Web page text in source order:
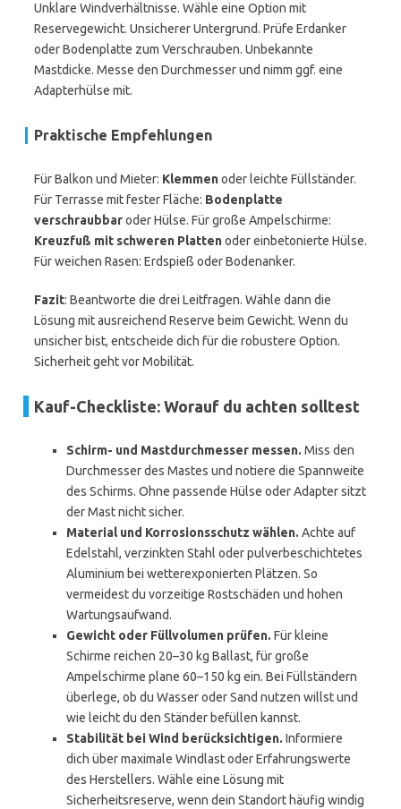
Unklare Windverhältnisse. Wähle eine Option mit
Reservegewicht. Unsicherer Untergrund. Prüfe Erdanker
oder Bodenplatte zum Verschrauben. Unbekannte
Mastdicke. Messe den Durchmesser und nimm ggf. eine
Adapterhülse mit.
Praktische Empfehlungen
Für Balkon und Mieter: Klemmenoder leichte Füllständer.
Für Terrasse mit fester Fläche: Bodenplatte
verschraubbaroder Hülse. Für große Ampelschirme:
Kreuzfuß mit schweren Plattenoder einbetonierte Hülse.
Für weichen Rasen: Erdspieß oder Bodenanker.
Fazit: Beantworte die drei Leitfragen. Wähle dann die
Lösung mit ausreichend Reserve beim Gewicht. Wenn du
unsicher bist, entscheide dich für die robustere Option.
Sicherheit geht vor Mobilität.
Kauf-Checkliste: Worauf du achten solltest
Schirm- und Mastdurchmesser messen. Miss den
Durchmesser des Mastes und notiere die Spannweite
des Schirms. Ohne passende Hülse oder Adapter sitzt
der Mast nicht sicher.
Material und Korrosionsschutz wählen. Achte auf
Edelstahl, verzinkten Stahl oder pulverbeschichtetes
Aluminium bei wetterexponierten Plätzen. So
vermeidest du vorzeitige Rostschäden und hohen
Wartungsaufwand.
Gewicht oder Füllvolumen prüfen. Für kleine
Schirme reichen 20–30 kg Ballast, für große
Ampelschirme plane 60–150 kg ein. Bei Füllständern
überlege, ob du Wasser oder Sand nutzen willst und
wie leicht du den Ständer befüllen kannst.
Stabilität bei Wind berücksichtigen. Informiere
dich über maximale Windlast oder Erfahrungswerte
des Herstellers. Wähle eine Lösung mit
Sicherheitsreserve, wenn dein Standort häufig windig